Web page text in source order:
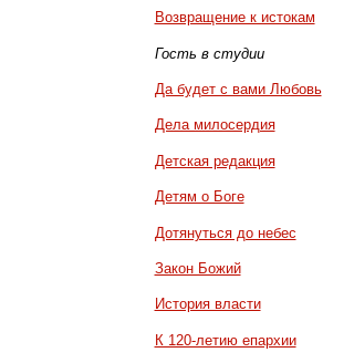
Возвращение к истокам
Гость в студии
Да будет с вами Любовь
Дела милосердия
Детская редакция
Детям о Боге
Дотянуться до небес
Закон Божий
История власти
К 120-летию епархии